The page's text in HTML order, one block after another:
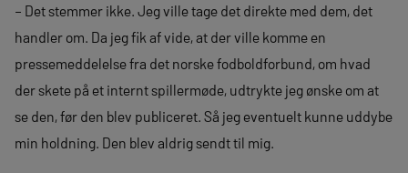
– Det stemmer ikke. Jeg ville tage det direkte med dem, det
handler om. Da jeg fik af vide, at der ville komme en
pressemeddelelse fra det norske fodboldforbund, om hvad
der skete på et internt spillermøde, udtrykte jeg ønske om at
se den, før den blev publiceret. Så jeg eventuelt kunne uddybe
min holdning. Den blev aldrig sendt til mig.